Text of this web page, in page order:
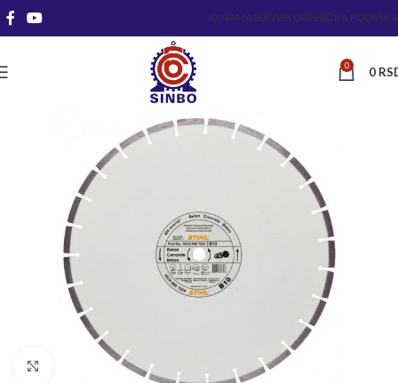
O NAMASERVISKORISNIČKA PODRŠKA
0 0
Kliknite za uvećanje